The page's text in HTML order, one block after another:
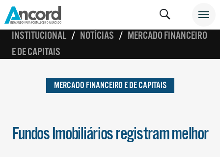
INSTITUCIONAL NOTÍCIAS
MERCADO FINANCEIRO
E DE CAPITAIS
MERCADO FINANCEIRO E DE CAPITAIS
Fundos Imobiliários registram melhor